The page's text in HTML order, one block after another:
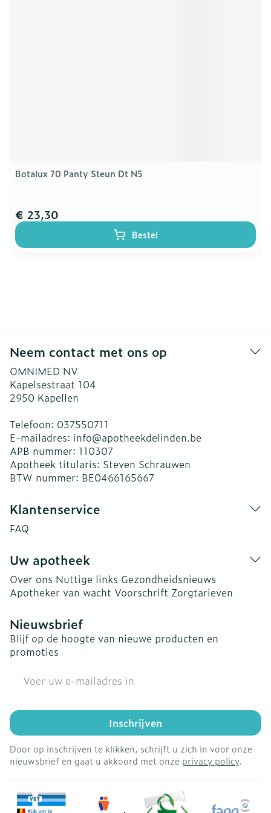
Botalux 70 Panty Steun Dt N5
€ 23,30
Bestel
Neem contact met ons op
OMNIMED NV
Kapelsestraat 104
2950 Kapellen
Telefoon: 037550711
E-mailadres: info@apotheekdelinden.be
APB nummer: 110307
Apotheek titularis: Steven Schrauwen
BTW nummer: BE0466165667
Klantenservice
FAQ
Uw apotheek
Over ons Nuttige links Gezondheidsnieuws
Apotheker van wacht Voorschrift Zorgtarieven
Nieuwsbrief
Blijf op de hoogte van nieuwe producten en
promoties
Inschrijven
Door op inschrijven te klikken, schrijft u zich in voor onze
nieuwsbrief en gaat u akkoord met onze privacy policy.